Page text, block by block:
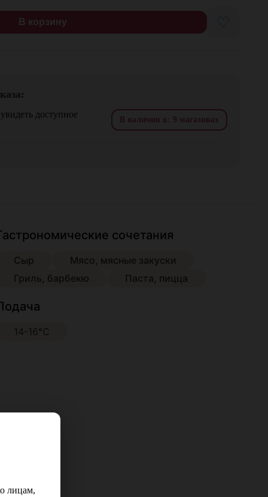
В корзину ♡
доступное
В наличии в: 9 магазинах
сочетания
Сыр
Мясо, мясные закуски
Гриль, барбекю
Паста, пицца
14-16°С
лицам,